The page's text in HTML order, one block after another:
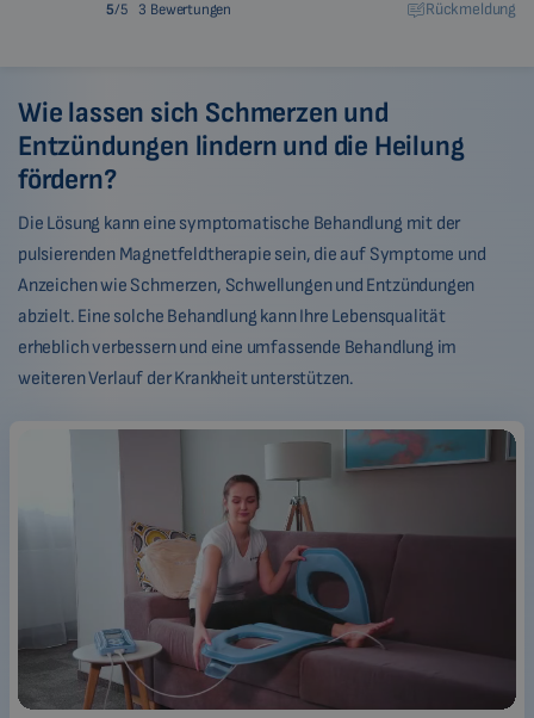
5/5 3 Bewertungen
Rückmeldung
Wie lassen sich Schmerzen und
Entzündungen lindern und die Heilung
fördern?
Die Lösung kann eine symptomatische Behandlung mit der
pulsierenden Magnetfeldtherapie sein, die auf Symptome und
Anzeichen wie Schmerzen, Schwellungen und Entzündungen
abzielt. Eine solche Behandlung kann Ihre Lebensqualität
erheblich verbessern und eine umfassende Behandlung im
weiteren Verlauf der Krankheit unterstützen.